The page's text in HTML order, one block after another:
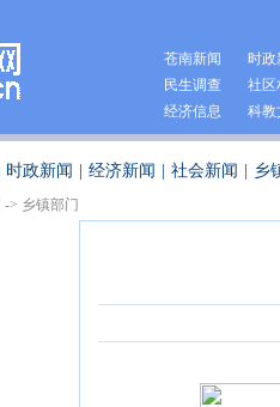
苍南新闻
时政
民生调查
社区
经济信息
科教
时政新闻 经济新闻 社会新闻 乡
-> 乡镇部门